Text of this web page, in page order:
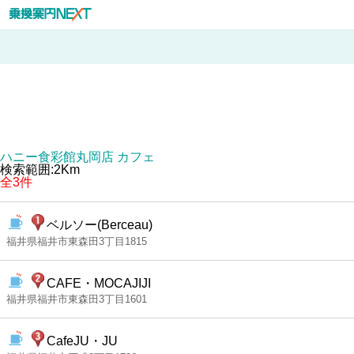
ハニー食彩館丸岡店 カフェ
検索範囲:2Km
全3件
ベルソー(Berceau)
福井県福井市東森田3丁目1815
CAFE・MOCAJIJI
福井県福井市東森田3丁目1601
CafeJU・JU